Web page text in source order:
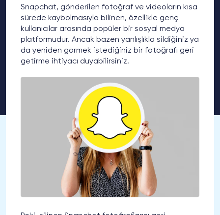
Snapchat, gönderilen fotoğraf ve videoların kısa
sürede kaybolmasıyla bilinen, özellikle genç
kullanıcılar arasında popüler bir sosyal medya
platformudur. Ancak bazen yanlışlıkla sildiğiniz ya
da yeniden görmek istediğiniz bir fotoğrafı geri
getirme ihtiyacı duyabilirsiniz.